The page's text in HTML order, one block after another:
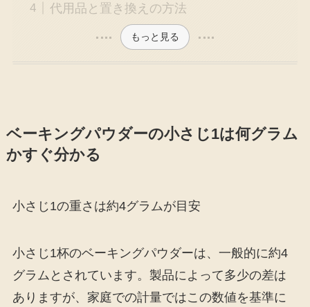
代用品と置き換えの方法
もっと見る
ベーキングパウダーの小さじ1は何グラム
かすぐ分かる
小さじ1の重さは約4グラムが目安
小さじ1杯のベーキングパウダーは、一般的に約4
グラムとされています。製品によって多少の差は
ありますが、家庭での計量ではこの数値を基準に